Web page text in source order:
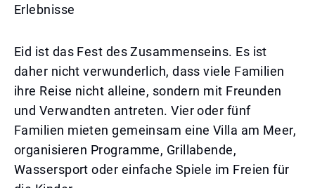
Erlebnisse
Eid ist das Fest des Zusammenseins. Es ist
daher nicht verwunderlich, dass viele Familien
ihre Reise nicht alleine, sondern mit Freunden
und Verwandten antreten. Vier oder fünf
Familien mieten gemeinsam eine Villa am Meer,
organisieren Programme, Grillabende,
Wassersport oder einfache Spiele im Freien für